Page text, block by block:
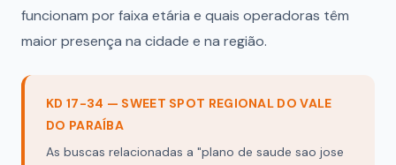
funcionam por faixa etária e quais operadoras têm
maior presença na cidade e na região.
KD 17-34 — SWEET SPOT REGIONAL DO VALE
DO PARAÍBA
As buscas relacionadas a "plano de saude sao jose